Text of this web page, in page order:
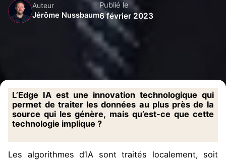
Auteur
Jérôme Nussbaum
Publié le
6 février 2023
L’Edge IA est une innovation technologique qui
permet de traiter les données au plus près de la
source qui les génère, mais qu’est-ce que cette
technologie implique ?
Les algorithmes d’IA sont traités localement, soit